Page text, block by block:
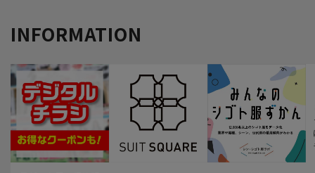
INFORMATION